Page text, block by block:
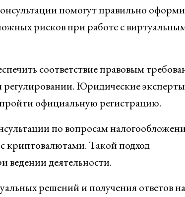
помогут правильно
рисков при работе с
соответствие правовым
Юридические эксперты
официальную регистрацию.
по вопросам
криптовалютами. Такой подход
ведении деятельности.
решений и получения ответов